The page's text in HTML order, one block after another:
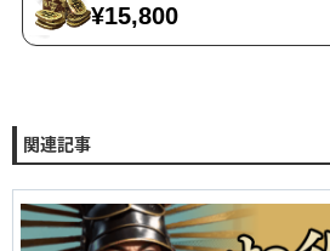
関連記事